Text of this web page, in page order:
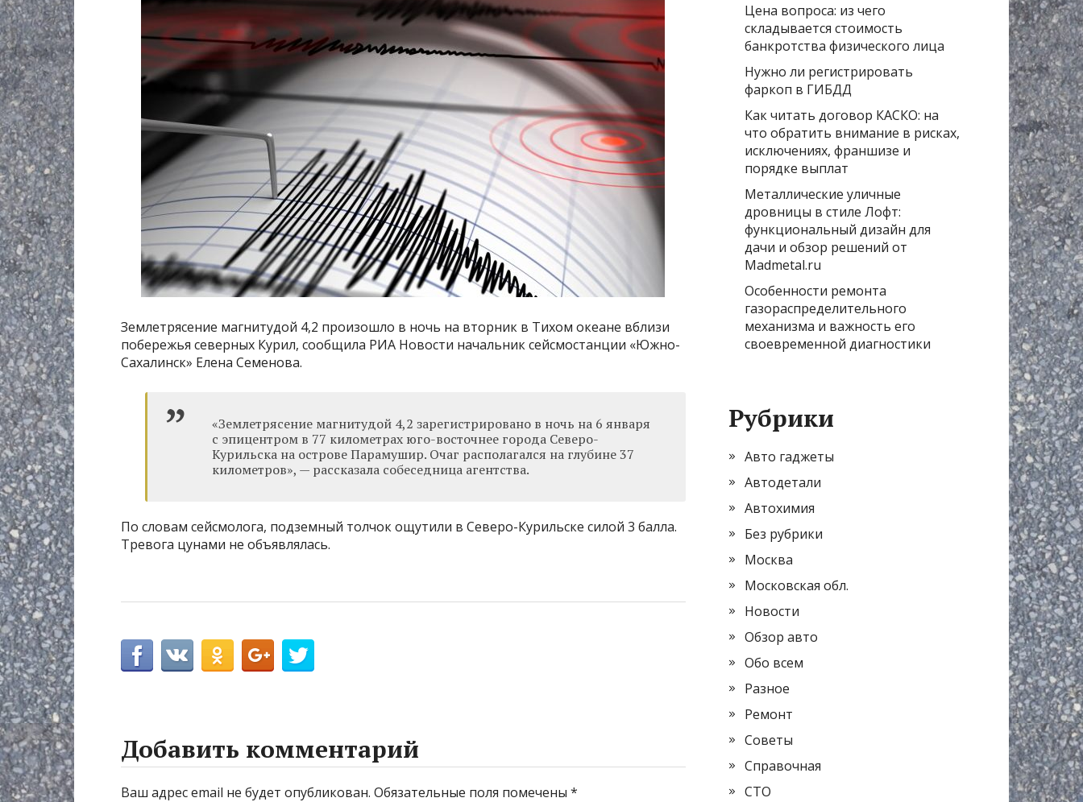
Землетрясение магнитудой 4,2 произошло в ночь на вторник в Тихом океане вблизи
побережья северных Курил, сообщила РИА Новости начальник сейсмостанции «Южно-
Сахалинск» Елена Семенова.
«Землетрясение магнитудой 4,2 зарегистрировано в ночь на 6 января
с эпицентром в 77 километрах юго-восточнее города Северо-
Курильска на острове Парамушир. Очаг располагался на глубине 37
километров», — рассказала собеседница агентства.
По словам сейсмолога, подземный толчок ощутили в Северо-Курильске силой 3 балла.
Тревога цунами не объявлялась.
Добавить комментарий
Ваш адрес email не будет опубликован. Обязательные поля помечены *
Цена вопроса: из чего
складывается стоимость
банкротства физического лица
Нужно ли регистрировать
фаркоп в ГИБДД
Как читать договор КАСКО: на
что обратить внимание в рисках,
исключениях, франшизе и
порядке выплат
Металлические уличные
дровницы в стиле Лофт:
функциональный дизайн для
дачи и обзор решений от
Madmetal.ru
Особенности ремонта
газораспределительного
механизма и важность его
своевременной диагностики
Рубрики
Авто гаджеты
Автодетали
Автохимия
Без рубрики
Москва
Московская обл.
Новости
Обзор авто
Обо всем
Разное
Ремонт
Советы
Справочная
СТО